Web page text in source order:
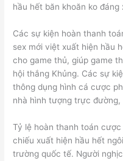
hầu hết băn khoăn ko đáng
Các sự kiện hoàn thanh
sex mới việt xuất hiện hầu
cho game thủ, giúp game
hội thắng Khủng. Các sự
thông dụng hình cá cược
nhà hình tượng trực
Tỷ lệ hoàn thanh toán
chiếu xuất hiện hầu hết
trường quốc tế. Người